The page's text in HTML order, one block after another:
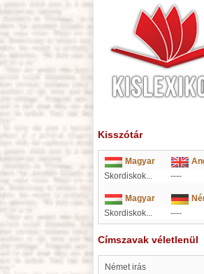
Kisszótár
Magyar
Skordiskok...
----
Magyar
Skordiskok...
----
Címszavak véletlenül
Német irás